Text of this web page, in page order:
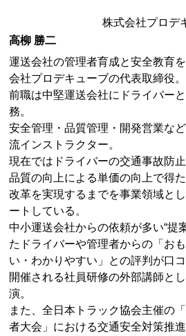
株式会社プロ
高柳 勝二
運送会社の管理者育成と安全教育
会社プロデキューブの代表取締役。
前職は中堅運送会社にドライバー
務。
安全管理・品質管理・開発営業な
流インストラクター。
現在ではドライバーの交通事故防
品質の向上による単価の向上で得
改革を実現するまでを事業領域と
ートしている。
中小運送会社からの依頼が多い“提
たドライバーや管理者からの「お
い・わかりやすい」との評判が口
開催される社員研修の外部講師と
演。
また、全日本トラック協会主催の
者大会」における交通安全対策推